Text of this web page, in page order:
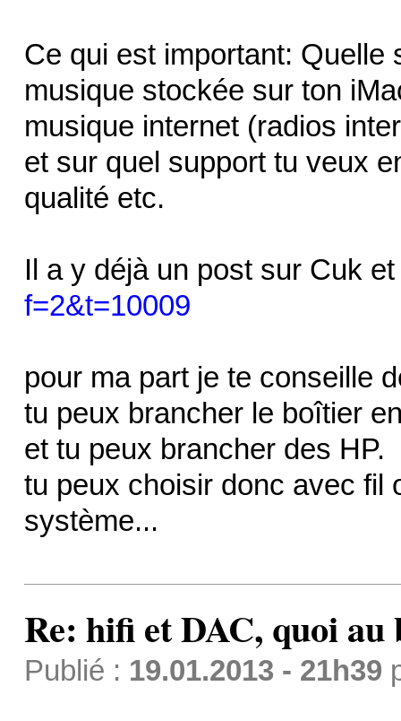
Ce qui est important: Quelle
musique stockée sur ton
musique internet (radios
et sur quel support tu veux
qualité etc.
Il a y déjà un post sur Cuk
f=2&t=10009
pour ma part je te conseille
tu peux brancher le boîtier
et tu peux brancher des HP.
tu peux choisir donc avec fil
système...
Re: hifi et DAC, quoi au
Publié : 19.01.2013 - 21h39